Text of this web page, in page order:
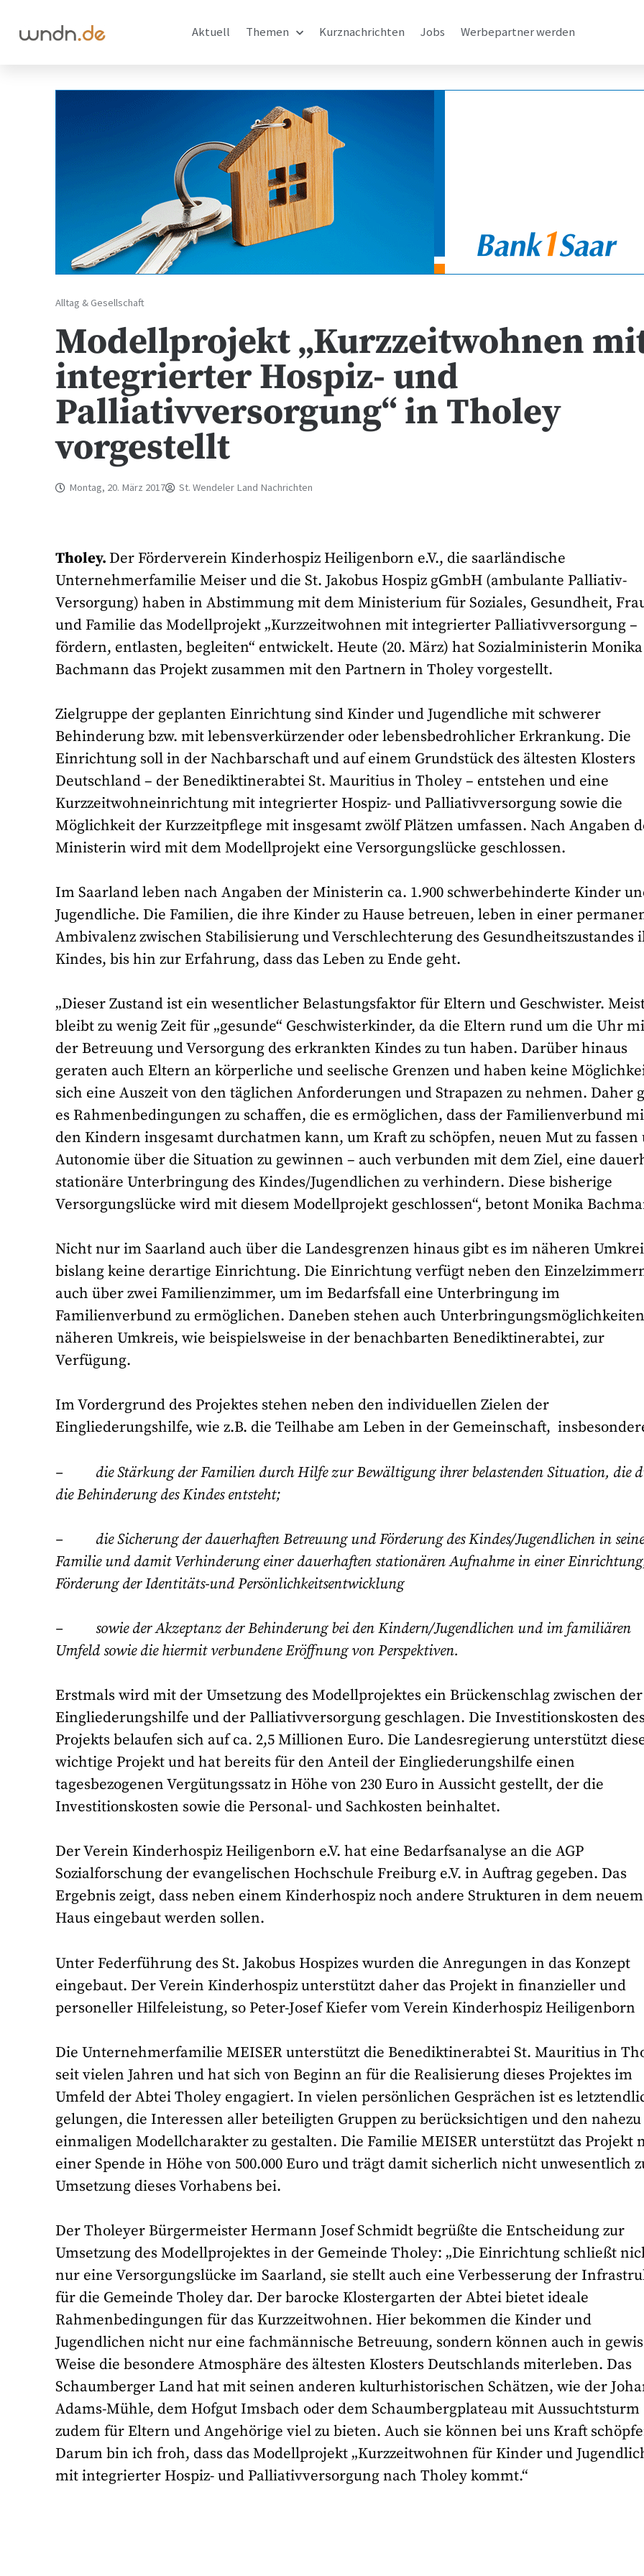
Aktuell Themen Kurznachrichten Jobs Werbepartner werden
Alltag & Gesellschaft
Modellprojekt „Kurzzeitwohnen
integrierter Hospiz- und
Palliativversorgung“ in Tholey
vorgestellt
Montag, 20. März 2017 St. Wendeler Land Nachrichten
Tholey. Der Förderverein Kinderhospiz Heiligenborn e.V., die saarländische
Unternehmerfamilie Meiser und die St. Jakobus Hospiz gGmbH (ambulante Palliativ-
Versorgung) haben in Abstimmung mit dem Ministerium für Soziales, Gesundheit,
und Familie das Modellprojekt „Kurzzeitwohnen mit integrierter Palliativversorgung –
fördern, entlasten, begleiten“ entwickelt. Heute (20. März) hat Sozialministerin Monika
Bachmann das Projekt zusammen mit den Partnern in Tholey vorgestellt.
Zielgruppe der geplanten Einrichtung sind Kinder und Jugendliche mit schwerer
Behinderung bzw. mit lebensverkürzender oder lebensbedrohlicher Erkrankung. Die
Einrichtung soll in der Nachbarschaft und auf einem Grundstück des ältesten Klosters
Deutschland – der Benediktinerabtei St. Mauritius in Tholey – entstehen und eine
Kurzzeitwohneinrichtung mit integrierter Hospiz- und Palliativversorgung sowie die
Möglichkeit der Kurzzeitpflege mit insgesamt zwölf Plätzen umfassen. Nach Angaben
Ministerin wird mit dem Modellprojekt eine Versorgungslücke geschlossen.
Im Saarland leben nach Angaben der Ministerin ca. 1.900 schwerbehinderte Kinder
Jugendliche. Die Familien, die ihre Kinder zu Hause betreuen, leben in einer
Ambivalenz zwischen Stabilisierung und Verschlechterung des Gesundheitszustandes
Kindes, bis hin zur Erfahrung, dass das Leben zu Ende geht.
„Dieser Zustand ist ein wesentlicher Belastungsfaktor für Eltern und Geschwister.
bleibt zu wenig Zeit für „gesunde“ Geschwisterkinder, da die Eltern rund um die Uhr
der Betreuung und Versorgung des erkrankten Kindes zu tun haben. Darüber hinaus
geraten auch Eltern an körperliche und seelische Grenzen und haben keine
sich eine Auszeit von den täglichen Anforderungen und Strapazen zu nehmen. Daher
es Rahmenbedingungen zu schaffen, die es ermöglichen, dass der Familienverbund
den Kindern insgesamt durchatmen kann, um Kraft zu schöpfen, neuen Mut zu fassen
Autonomie über die Situation zu gewinnen – auch verbunden mit dem Ziel, eine
stationäre Unterbringung des Kindes/Jugendlichen zu verhindern. Diese bisherige
Versorgungslücke wird mit diesem Modellprojekt geschlossen“, betont Monika
Nicht nur im Saarland auch über die Landesgrenzen hinaus gibt es im näheren
bislang keine derartige Einrichtung. Die Einrichtung verfügt neben den
auch über zwei Familienzimmer, um im Bedarfsfall eine Unterbringung im
Familienverbund zu ermöglichen. Daneben stehen auch
näheren Umkreis, wie beispielsweise in der benachbarten Benediktinerabtei, zur
Verfügung.
Im Vordergrund des Projektes stehen neben den individuellen Zielen der
Eingliederungshilfe, wie z.B. die Teilhabe am Leben in der Gemeinschaft,
– die Stärkung der Familien durch Hilfe zur Bewältigung ihrer belastenden Situation, die
die Behinderung des Kindes entsteht;
– die Sicherung der dauerhaften Betreuung und Förderung des Kindes/Jugendlichen in
Familie und damit Verhinderung einer dauerhaften stationären Aufnahme in einer
Förderung der Identitäts-und Persönlichkeitsentwicklung
– sowie der Akzeptanz der Behinderung bei den Kindern/Jugendlichen und im familiären
Umfeld sowie die hiermit verbundene Eröffnung von Perspektiven.
Erstmals wird mit der Umsetzung des Modellprojektes ein Brückenschlag zwischen der
Eingliederungshilfe und der Palliativversorgung geschlagen. Die Investitionskosten
Projekts belaufen sich auf ca. 2,5 Millionen Euro. Die Landesregierung unterstützt
wichtige Projekt und hat bereits für den Anteil der Eingliederungshilfe einen
tagesbezogenen Vergütungssatz in Höhe von 230 Euro in Aussicht gestellt, der die
Investitionskosten sowie die Personal- und Sachkosten beinhaltet.
Der Verein Kinderhospiz Heiligenborn e.V. hat eine Bedarfsanalyse an die AGP
Sozialforschung der evangelischen Hochschule Freiburg e.V. in Auftrag gegeben. Das
Ergebnis zeigt, dass neben einem Kinderhospiz noch andere Strukturen in dem neuem
Haus eingebaut werden sollen.
Unter Federführung des St. Jakobus Hospizes wurden die Anregungen in das Konzept
eingebaut. Der Verein Kinderhospiz unterstützt daher das Projekt in finanzieller und
personeller Hilfeleistung, so Peter-Josef Kiefer vom Verein Kinderhospiz Heiligenborn
Die Unternehmerfamilie MEISER unterstützt die Benediktinerabtei St. Mauritius in
seit vielen Jahren und hat sich von Beginn an für die Realisierung dieses Projektes im
Umfeld der Abtei Tholey engagiert. In vielen persönlichen Gesprächen ist es
gelungen, die Interessen aller beteiligten Gruppen zu berücksichtigen und den nahezu
einmaligen Modellcharakter zu gestalten. Die Familie MEISER unterstützt das Projekt
einer Spende in Höhe von 500.000 Euro und trägt damit sicherlich nicht unwesentlich
Umsetzung dieses Vorhabens bei.
Der Tholeyer Bürgermeister Hermann Josef Schmidt begrüßte die Entscheidung zur
Umsetzung des Modellprojektes in der Gemeinde Tholey: „Die Einrichtung schließt
nur eine Versorgungslücke im Saarland, sie stellt auch eine Verbesserung der
für die Gemeinde Tholey dar. Der barocke Klostergarten der Abtei bietet ideale
Rahmenbedingungen für das Kurzzeitwohnen. Hier bekommen die Kinder und
Jugendlichen nicht nur eine fachmännische Betreuung, sondern können auch in
Weise die besondere Atmosphäre des ältesten Klosters Deutschlands miterleben. Das
Schaumberger Land hat mit seinen anderen kulturhistorischen Schätzen, wie der
Adams-Mühle, dem Hofgut Imsbach oder dem Schaumbergplateau mit Aussuchtsturm
zudem für Eltern und Angehörige viel zu bieten. Auch sie können bei uns Kraft
Darum bin ich froh, dass das Modellprojekt „Kurzzeitwohnen für Kinder und
mit integrierter Hospiz- und Palliativversorgung nach Tholey kommt.“